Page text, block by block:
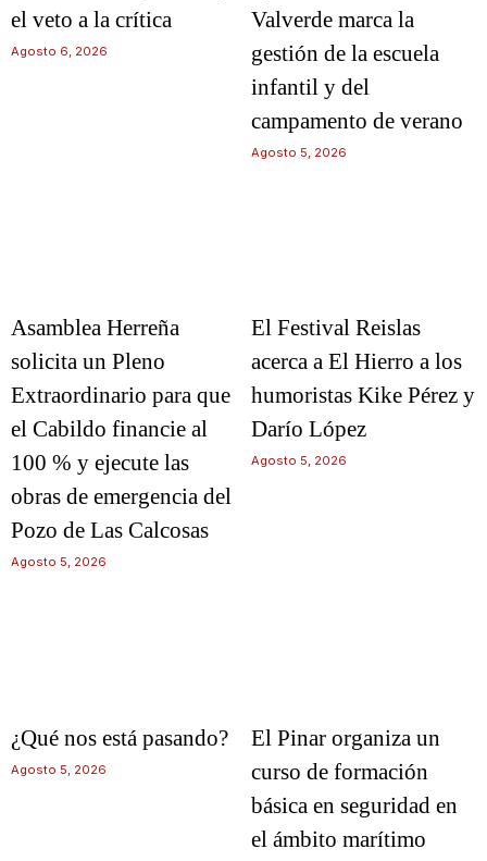
el veto a la crítica
Agosto 6, 2026
Valverde marca la
gestión de la escuela
infantil y del
campamento de verano
Agosto 5, 2026
Asamblea Herreña
solicita un Pleno
Extraordinario para que
el Cabildo financie al
100 % y ejecute las
obras de emergencia del
Pozo de Las Calcosas
Agosto 5, 2026
El Festival Reislas
acerca a El Hierro a los
humoristas Kike Pérez y
Darío López
Agosto 5, 2026
¿Qué nos está pasando?
Agosto 5, 2026
El Pinar organiza un
curso de formación
básica en seguridad en
el ámbito marítimo